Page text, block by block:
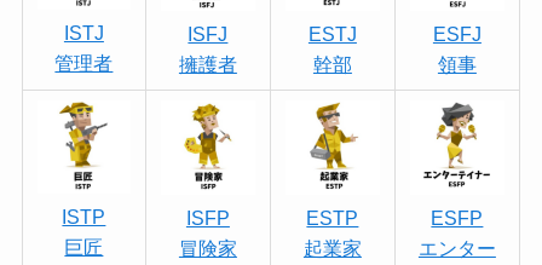
ISTJ
管理者
ISFJ
擁護者
ESTJ
幹部
ESFJ
領事
ISTP
巨匠
ISFP
冒険家
ESTP
起業家
ESFP
エンター